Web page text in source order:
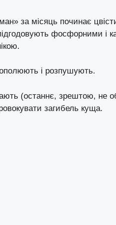
за місяць починає
фосфорними і
і розпушують.
(останнє, зрештою, не
загибель куща.